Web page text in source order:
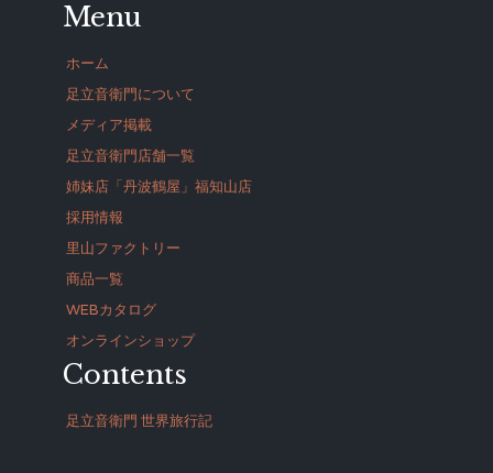
Menu
ホーム
足立音衛門について
メディア掲載
足立音衛門店舗一覧
姉妹店「丹波鶴屋」福知山店
採用情報
里山ファクトリー
商品一覧
WEBカタログ
オンラインショップ
Contents
足立音衛門 世界旅行記